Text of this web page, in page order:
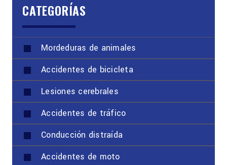
CATEGORÍAS
Mordeduras de animales
Accidentes de bicicleta
Lesiones cerebrales
Accidentes de tráfico
Conducción distraída
Accidentes de moto